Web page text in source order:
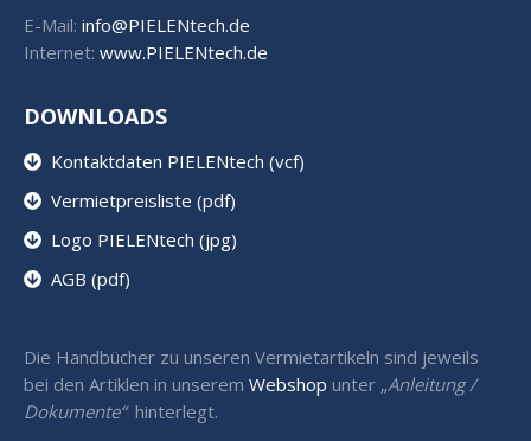
E-Mail: info@PIELENtech.de
Internet: www.PIELENtech.de
DOWNLOADS
Kontaktdaten PIELENtech (vcf)
Vermietpreisliste (pdf)
Logo PIELENtech (jpg)
AGB (pdf)
Die Handbücher zu unseren Vermietartikeln sind jeweils
bei den Artiklen in unserem Webshop unter „Anleitung /
Dokumente“ hinterlegt.